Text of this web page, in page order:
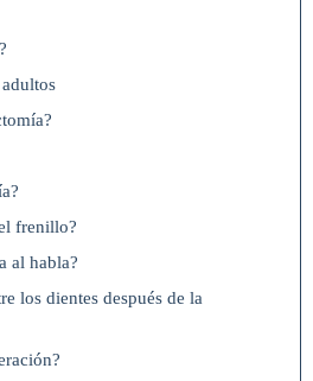
frenillo?
al habla?
los dientes después de la